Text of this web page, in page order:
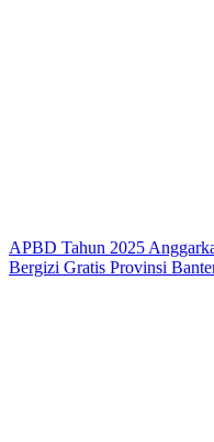
APBD Tahun 2025
Bergizi Gratis Provinsi